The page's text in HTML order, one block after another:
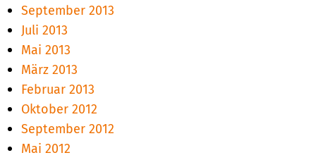
September 2013
Juli 2013
Mai 2013
März 2013
Februar 2013
Oktober 2012
September 2012
Mai 2012